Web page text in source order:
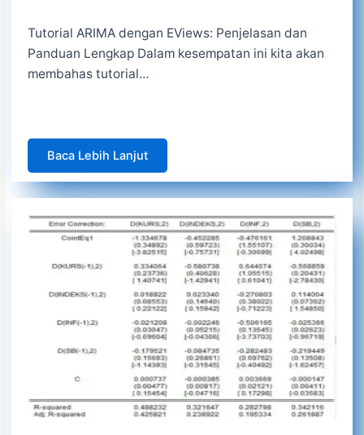
Tutorial ARIMA dengan EViews: Penjelasan dan
Panduan Lengkap Dalam kesempatan ini kita akan
membahas tutorial…
Baca Lebih Lanjut